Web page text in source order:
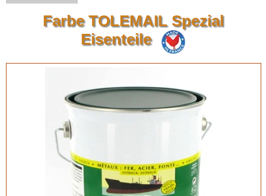
Farbe TOLEMAIL Spezial
Eisenteile